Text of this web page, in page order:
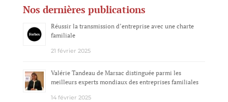
Nos dernières publications
Réussir la transmission d’entreprise avec une charte
familiale
21 février 2025
Valérie Tandeau de Marsac distinguée parmi les
meilleurs experts mondiaux des entreprises familiales
14 février 2025